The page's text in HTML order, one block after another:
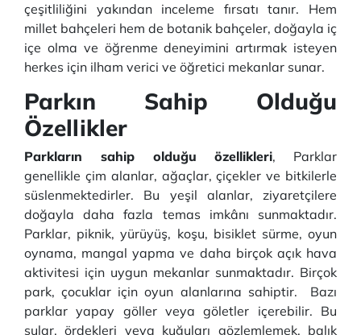
çeşitliliğini yakından inceleme fırsatı tanır. Hem
millet bahçeleri hem de botanik bahçeler, doğayla iç
içe olma ve öğrenme deneyimini artırmak isteyen
herkes için ilham verici ve öğretici mekanlar sunar.
Parkın Sahip Olduğu
Özellikler
Parkların sahip olduğu özellikleri, Parklar
genellikle çim alanlar, ağaçlar, çiçekler ve bitkilerle
süslenmektedirler. Bu yeşil alanlar, ziyaretçilere
doğayla daha fazla temas imkânı sunmaktadır.
Parklar, piknik, yürüyüş, koşu, bisiklet sürme, oyun
oynama, mangal yapma ve daha birçok açık hava
aktivitesi için uygun mekanlar sunmaktadır. Birçok
park, çocuklar için oyun alanlarına sahiptir. Bazı
parklar yapay göller veya göletler içerebilir. Bu
sular, ördekleri veya kuğuları gözlemlemek, balık